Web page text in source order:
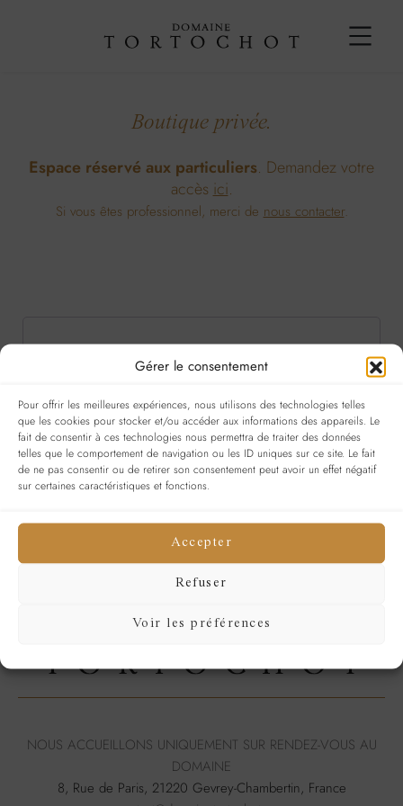
Gérer le consentement
Pour offrir les meilleures expériences, nous utilisons des technologies telles
que les cookies pour stocker et/ou accéder aux informations des appareils. Le
fait de consentir à ces technologies nous permettra de traiter des données
telles que le comportement de navigation ou les ID uniques sur ce site. Le fait
de ne pas consentir ou de retirer son consentement peut avoir un effet négatif
sur certaines caractéristiques et fonctions.
Accepter
Refuser
Voir les préférences
Boutique privée.
Espace réservé aux particuliers. Demandez votre
accès ici.
Si vous êtes professionnel, merci de nous contacter.
Obligatoire Obligatoire
Se souvenir de moi
SE CONNECTER
Mot de passe perdu ?
NOUS ACCUEILLONS UNIQUEMENT SUR RENDEZ-VOUS AU
DOMAINE
8, Rue de Paris, 21220 Gevrey-Chambertin, France